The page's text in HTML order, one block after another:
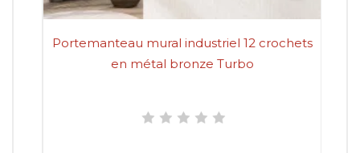
Portemanteau mural industriel 12 crochets
en métal bronze Turbo